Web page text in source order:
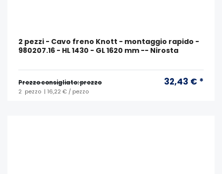
2 pezzi - Cavo freno Knott - montaggio rapido -
980207.16 - HL 1430 - GL 1620 mm -- Nirosta
Prezzo consigliato: prezzo 32,43 € *
2 pezzo | 16,22 € / pezzo